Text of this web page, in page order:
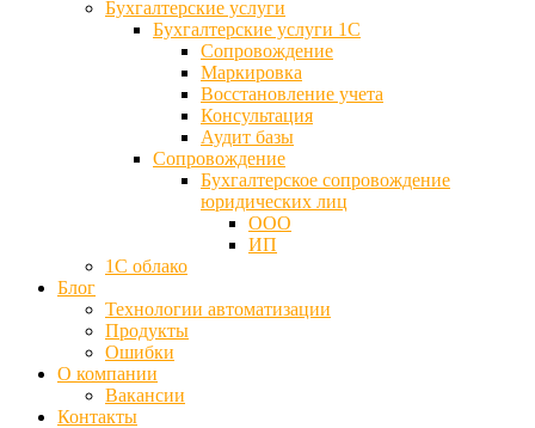
Бухгалтерские услуги
Бухгалтерские услуги 1С
Сопровождение
Маркировка
Восстановление учета
Консультация
Аудит базы
Cопровождение
Бухгалтерское сопровождение
юридических лиц
ООО
ИП
1С облако
Блог
Технологии автоматизации
Продукты
Ошибки
О компании
Вакансии
Контакты